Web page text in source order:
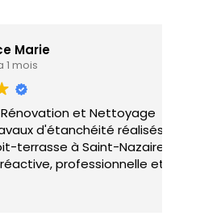
et Nettoyage
réalisés
à Saint-Nazaire.
professionnelle et
a été réalisé avec
Je recommande